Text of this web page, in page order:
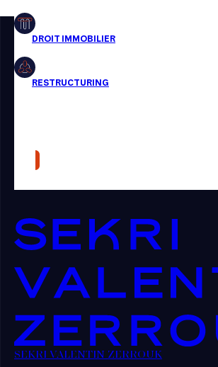
Restructuring
Presse
SEKRI VALENTIN ZERROUK